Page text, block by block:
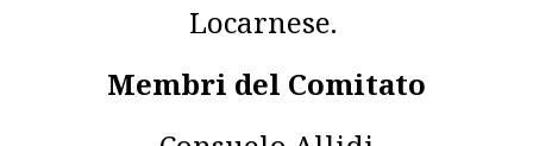
Locarnese.
Membri del Comitato